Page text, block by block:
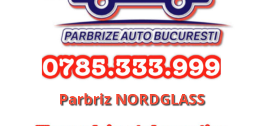
Parbriz NORDGLASS